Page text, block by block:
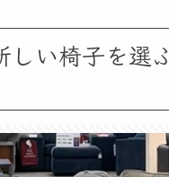
しい椅子を